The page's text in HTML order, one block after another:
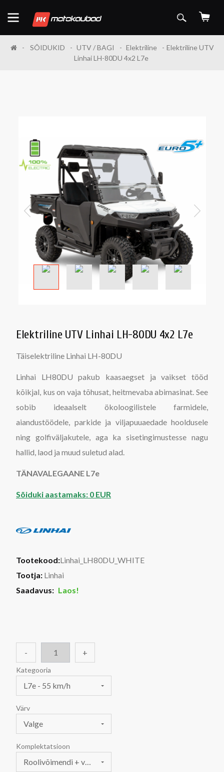
SÕIDUKID UTV / BAGI Elektriline
Elektriline UTV
Linhai LH-80DU 4x2 L7e
Elektriline UTV Linhai LH-80DU 4x2 L7e
Täiselektriline Linhai LH-80DU
Linhai LH80DU pakub kaasaegset ja vaikset tööd
kõikjal, kus on vaja tõhusat, heitmevaba abimasinat. See
sobib ideaalselt ökoloogilistele farmidele,
aiandustöödele, parkide ja viljapuuaedade hooldusele
ning golfiväljakutele, aga ka sisetingimustesse nagu
hallid, laod ja muud suletud alad.
TÄNAVALEGAANE L7e
Sõiduki aastamaks: 0 EUR
Tootekood:Linhai_LH80DU_WHITE
Tootja: Linhai
Saadavus: Laos!
- +
Kategooria
L7e - 55 km/h
Värv
Valge
Komplektatsioon
Roolivõimendi + valuvelg